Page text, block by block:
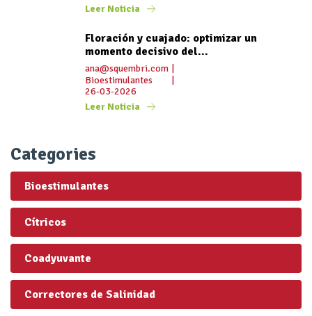
Leer Noticia
Floración y cuajado: optimizar un
momento decisivo del...
ana@squembri.com
Bioestimulantes
26-03-2026
Leer Noticia
Categories
Bioestimulantes
Cítricos
Coadyuvante
Correctores de Salinidad